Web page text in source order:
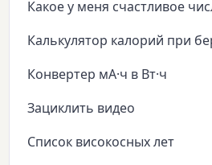
Какое у меня счастливое
Калькулятор калорий при
Конвертер мА·ч в Вт·ч
Зациклить видео
Список високосных лет